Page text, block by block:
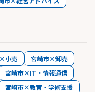
小売
宮崎市×卸売
宮崎市×IT・情報通信
宮崎市×教育・学術支援